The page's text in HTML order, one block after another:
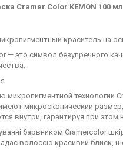
Cramer Color KEMON 100 мл
краситель на
— это символ безупречного
микропигментной технологии
микроскопический
внутри, гарантируя при этом
барвником Cramercolor
волоссю красивий блиск,